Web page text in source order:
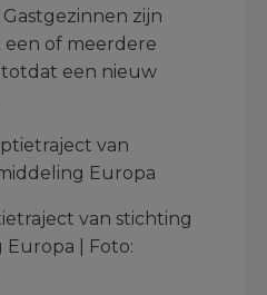
zijn
een of meerdere
een nieuw
van stichting
| Foto: